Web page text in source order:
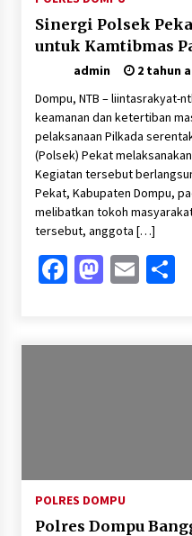
Sinergi Polsek
untuk Kamtibmas
admin
2 tahun
Dompu, NTB – liintasrakyat-
keamanan dan ketertiban
pelaksanaan Pilkada
(Polsek) Pekat
Kegiatan tersebut
Pekat, Kabupaten Dompu,
melibatkan tokoh
tersebut, anggota […]
Facebook
Email
POLRES DOMPU
Polres Dompu